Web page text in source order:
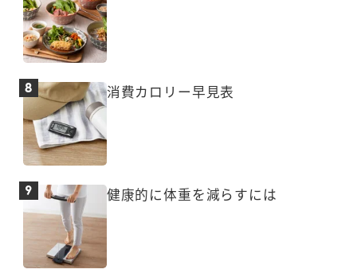
消費カロリー早見表
健康的に体重を減らすには